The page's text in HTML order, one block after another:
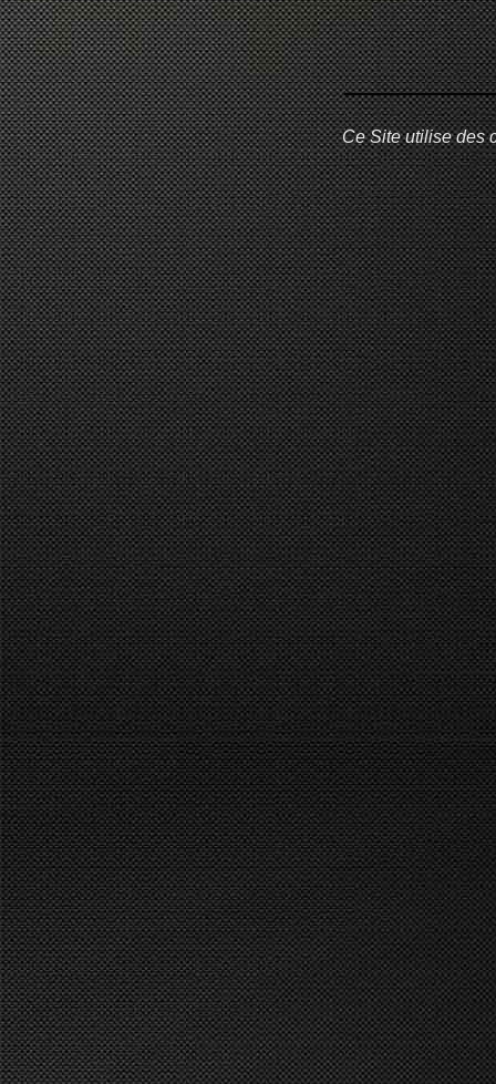
Ce Site utilise des